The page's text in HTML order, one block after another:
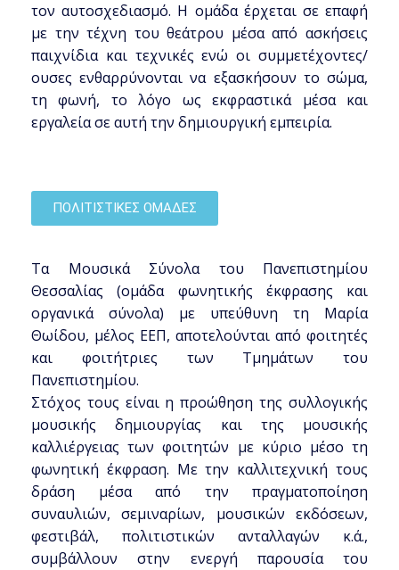
τον αυτοσχεδιασμό. Η ομάδα έρχεται σε επαφή
με την τέχνη του θεάτρου μέσα από ασκήσεις
παιχνίδια και τεχνικές ενώ οι συμμετέχοντες/
ουσες ενθαρρύνονται να εξασκήσουν το σώμα,
τη φωνή, το λόγο ως εκφραστικά μέσα και
εργαλεία σε αυτή την δημιουργική εμπειρία.
ΠΟΛΙΤΙΣΤΙΚΕΣ ΟΜΑΔΕΣ
Τα Μουσικά Σύνολα του Πανεπιστημίου
Θεσσαλίας (ομάδα φωνητικής έκφρασης και
οργανικά σύνολα) με υπεύθυνη τη Μαρία
Θωίδου, μέλος ΕΕΠ, αποτελούνται από φοιτητές
και φοιτήτριες των Τμημάτων του
Πανεπιστημίου.
Στόχος τους είναι η προώθηση της συλλογικής
μουσικής δημιουργίας και της μουσικής
καλλιέργειας των φοιτητών με κύριο μέσο τη
φωνητική έκφραση. Με την καλλιτεχνική τους
δράση μέσα από την πραγματοποίηση
συναυλιών, σεμιναρίων, μουσικών εκδόσεων,
φεστιβάλ, πολιτιστικών ανταλλαγών κ.ά.,
συμβάλλουν στην ενεργή παρουσία του